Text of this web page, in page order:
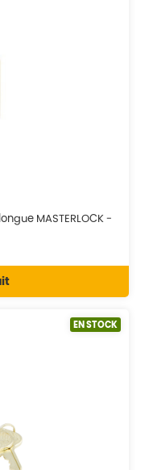
MASTERLOCK -
EN STOCK